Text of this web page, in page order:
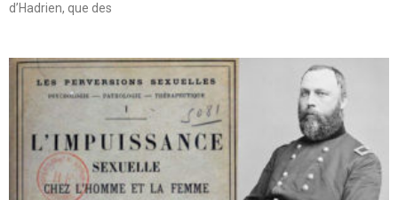
d’Hadrien, que des